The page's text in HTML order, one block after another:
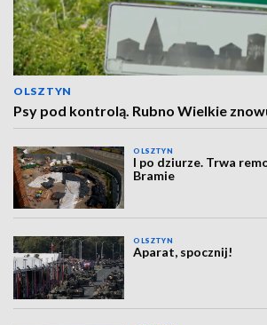
OLSZTYN
Psy pod kontrolą. Rubno Wielkie
OLSZTYN
I po dziurze. Trwa
Bramie
OLSZTYN
Aparat, spocznij!